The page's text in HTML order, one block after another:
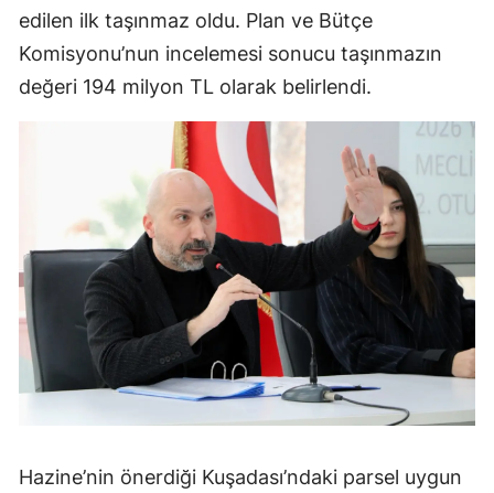
edilen ilk taşınmaz oldu. Plan ve Bütçe
Komisyonu’nun incelemesi sonucu taşınmazın
değeri 194 milyon TL olarak belirlendi.
Hazine’nin önerdiği Kuşadası’ndaki parsel uygun